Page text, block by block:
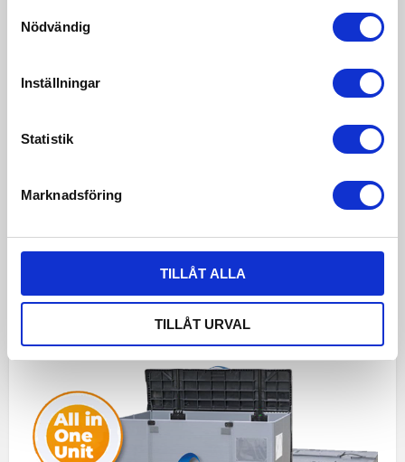
Nödvändig
Inställningar
Statistik
Marknadsföring
TILLÅT ALLA
TILLÅT URVAL